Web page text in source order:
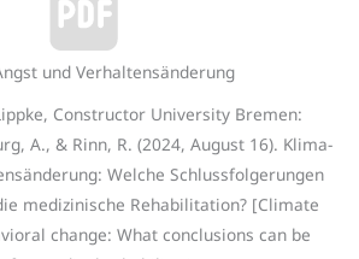
und Verhaltensänderung
Constructor University Bremen:
A., & Rinn, R. (2024, August 16). Klima-
Welche Schlussfolgerungen
medizinische Rehabilitation? [Climate
change: What conclusions can be